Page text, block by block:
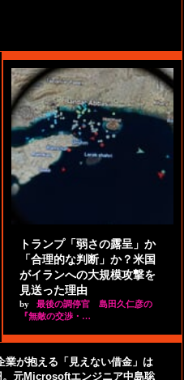
トランプ「弱さの露呈」か
「合理的な判断」か？米国
がイランへの大規模攻撃を
見送った理由
by
最後の調停官 島田久仁彦の
『無敵の交渉・…
業が抱える「見えない借金」は
。元Microsoftエンジニア中島聡